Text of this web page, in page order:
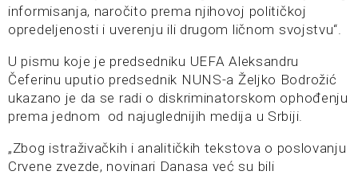
informisanja, naročito prema njihovoj političkoj
opredeljenosti i uverenju ili drugom ličnom svojstvu“.
U pismu koje je predsedniku UEFA Aleksandru
Čeferinu uputio predsednik NUNS-a Željko Bodrožić
ukazano je da se radi o diskriminatorskom ophođenju
prema jednom od najuglednijih medija u Srbiji.
„Zbog istraživačkih i analitičkih tekstova o poslovanju
Crvene zvezde, novinari Danasa već su bili